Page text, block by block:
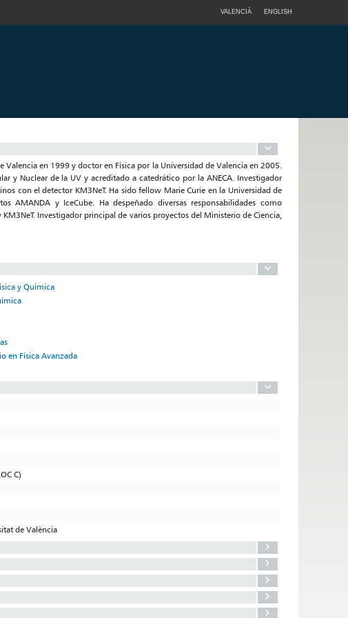
VALENCIÀ ENGLISH
en 1999 y doctor en Física por la Universidad de Valencia en 2005.
y Nuclear de la UV y acreditado a catedrático por la ANECA. Investigador
con el detector KM3NeT. Ha sido fellow Marie Curie en la Universidad de
AMANDA y IceCube. Ha despeñado diversas responsabilidades como
Investigador principal de varios proyectos del Ministerio de Ciencia,
y Química
en Física Avanzada
C)
de València